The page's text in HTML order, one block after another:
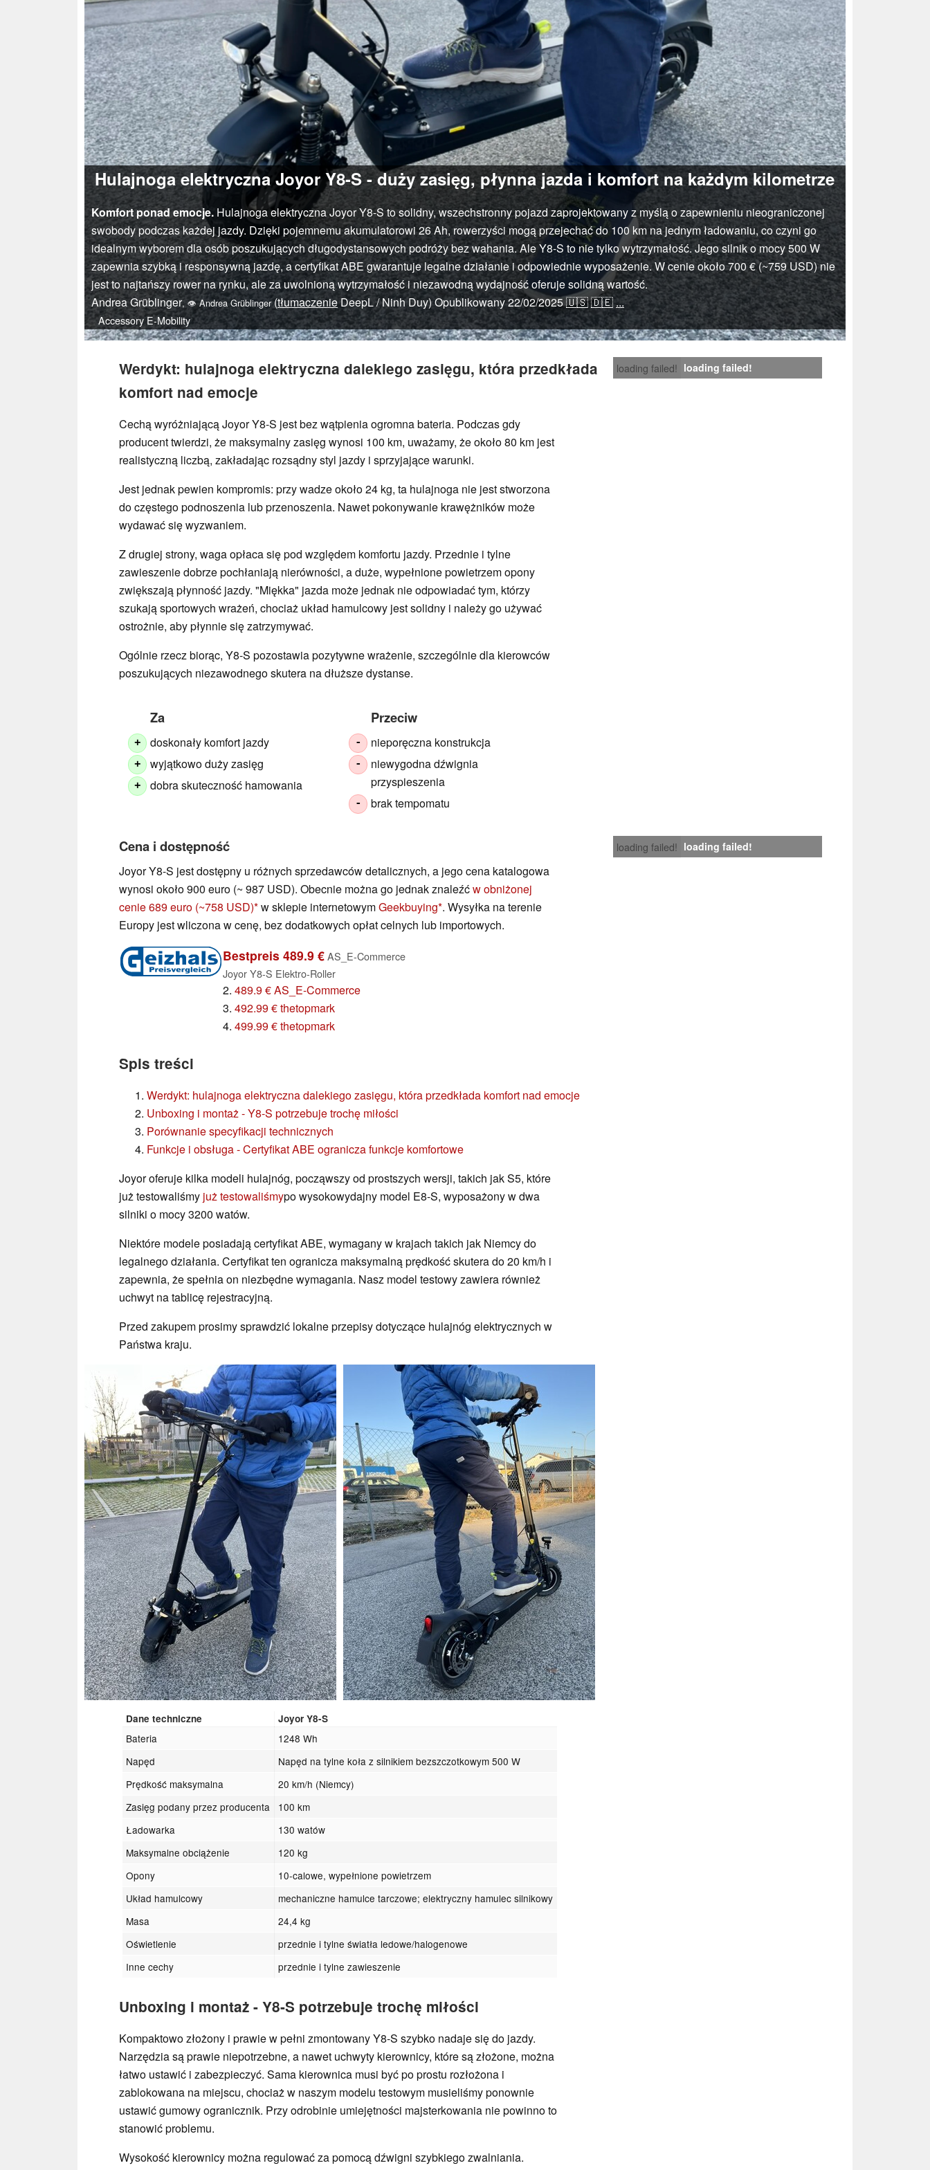
Hulajnoga elektryczna Joyor Y8-S - duży zasięg, płynna jazda i komfort na każdym kilometrze
Komfort ponad emocje. Hulajnoga elektryczna Joyor Y8-S to solidny, wszechstronny pojazd zaprojektowany z myślą o zapewnieniu nieograniczonej
swobody podczas każdej jazdy. Dzięki pojemnemu akumulatorowi 26 Ah, rowerzyści mogą przejechać do 100 km na jednym ładowaniu, co czyni go
idealnym wyborem dla osób poszukujących długodystansowych podróży bez wahania. Ale Y8-S to nie tylko wytrzymałość. Jego silnik o mocy 500 W
zapewnia szybką i responsywną jazdę, a certyfikat ABE gwarantuje legalne działanie i odpowiednie wyposażenie. W cenie około 700 € (~759 USD) nie
jest to najtańszy rower na rynku, ale za uwolnioną wytrzymałość i niezawodną wydajność oferuje solidną wartość.
Andrea Grüblinger, 👁Andrea Grüblinger(tłumaczenieDeepL / Ninh Duy)Opublikowany22/02/2025🇺🇸🇩🇪 ...
AccessoryE-Mobility
loading failed! loading failed!
Werdykt: hulajnoga elektryczna dalekiego zasięgu, która przedkłada
komfort nad emocje
Cechą wyróżniającą Joyor Y8-S jest bez wątpienia ogromna bateria. Podczas gdy
producent twierdzi, że maksymalny zasięg wynosi 100 km, uważamy, że około 80 km jest
realistyczną liczbą, zakładając rozsądny styl jazdy i sprzyjające warunki.
Jest jednak pewien kompromis: przy wadze około 24 kg, ta hulajnoga nie jest stworzona
do częstego podnoszenia lub przenoszenia. Nawet pokonywanie krawężników może
wydawać się wyzwaniem.
Z drugiej strony, waga opłaca się pod względem komfortu jazdy. Przednie i tylne
zawieszenie dobrze pochłaniają nierówności, a duże, wypełnione powietrzem opony
zwiększają płynność jazdy. "Miękka" jazda może jednak nie odpowiadać tym, którzy
szukają sportowych wrażeń, chociaż układ hamulcowy jest solidny i należy go używać
ostrożnie, aby płynnie się zatrzymywać.
Ogólnie rzecz biorąc, Y8-S pozostawiapozytywne wrażenie, szczególnie dla kierowców
poszukujących niezawodnego skutera na dłuższe dystanse.
Za
+ doskonały komfort jazdy
+ wyjątkowo duży zasięg
+ dobra skuteczność hamowania
Przeciw
- nieporęczna konstrukcja
-
niewygodna dźwignia
przyspieszenia
- brak tempomatu
loading failed! loading failed!
Cena i dostępność
Joyor Y8-S jest dostępny u różnych sprzedawców detalicznych, a jego cena katalogowa
wynosi około 900 euro (~ 987 USD). Obecnie można go jednak znaleźćw obniżonej
cenie 689 euro (~758 USD) w sklepie internetowymGeekbuying . Wysyłka na terenie
Europy jest wliczona w cenę, bez dodatkowych opłat celnych lub importowych.
Bestpreis 489.9 €AS_E-Commerce
Joyor Y8-S Elektro-Roller
2. 489.9 € AS_E-Commerce
3. 492.99 € thetopmark
4. 499.99 € thetopmark
Spis treści
Werdykt: hulajnoga elektryczna dalekiego zasięgu, która przedkłada komfort nad emocje
Unboxing i montaż - Y8-S potrzebuje trochę miłości
Porównanie specyfikacji technicznych
Funkcje i obsługa - Certyfikat ABE ogranicza funkcje komfortowe
Joyor oferuje kilka modeli hulajnóg, począwszy od prostszych wersji, takich jak S5, które
już testowaliśmy już testowaliśmypo wysokowydajny model E8-S, wyposażony w dwa
silniki o mocy 3200 watów.
Niektóre modele posiadają certyfikat ABE, wymagany w krajach takich jak Niemcy do
legalnego działania. Certyfikat ten ogranicza maksymalną prędkość skutera do 20 km/h i
zapewnia, że spełnia on niezbędne wymagania. Nasz model testowy zawiera również
uchwyt na tablicę rejestracyjną.
Przed zakupem prosimy sprawdzić lokalne przepisy dotyczące hulajnóg elektrycznych w
Państwa kraju.
Dane techniczne Joyor Y8-S
Bateria
1248 Wh
Napęd
Napęd na tylne koła z silnikiem bezszczotkowym 500 W
Prędkość maksymalna
20 km/h (Niemcy)
Zasięg podany przez producenta
100 km
Ładowarka
130 watów
Maksymalne obciążenie
120 kg
Opony
10-calowe, wypełnione powietrzem
Układ hamulcowy
mechaniczne hamulce tarczowe; elektryczny hamulec silnikowy
Masa
24,4 kg
Oświetlenie
przednie i tylne światła ledowe/halogenowe
Inne cechy
przednie i tylne zawieszenie
Unboxing i montaż - Y8-S potrzebuje trochę miłości
Kompaktowo złożony i prawie w pełni zmontowany Y8-S szybko nadaje się do jazdy.
Narzędzia są prawie niepotrzebne, a nawet uchwyty kierownicy, które są złożone, można
łatwo ustawić i zabezpieczyć. Sama kierownica musi być po prostu rozłożona i
zablokowana na miejscu, chociaż w naszym modelu testowym musieliśmy ponownie
ustawić gumowy ogranicznik. Przy odrobinie umiejętności majsterkowania nie powinno to
stanowić problemu.
Wysokość kierownicy można regulować za pomocą dźwigni szybkiego zwalniania.